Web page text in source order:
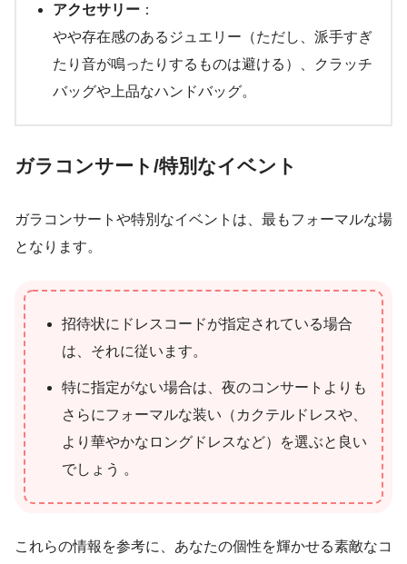
アクセサリー ：
やや存在感のあるジュエリー（ただし、派手すぎ
たり音が鳴ったりするものは避ける）、クラッチ
バッグや上品なハンドバッグ。
ガラコンサート/特別なイベント
ガラコンサートや特別なイベントは、最もフォーマルな場
となります。
招待状にドレスコードが指定されている場合
は、それに従います。
特に指定がない場合は、夜のコンサートよりも
さらにフォーマルな装い（カクテルドレスや、
より華やかなロングドレスなど）を選ぶと良い
でしょう 。
これらの情報を参考に、あなたの個性を輝かせる素敵なコ